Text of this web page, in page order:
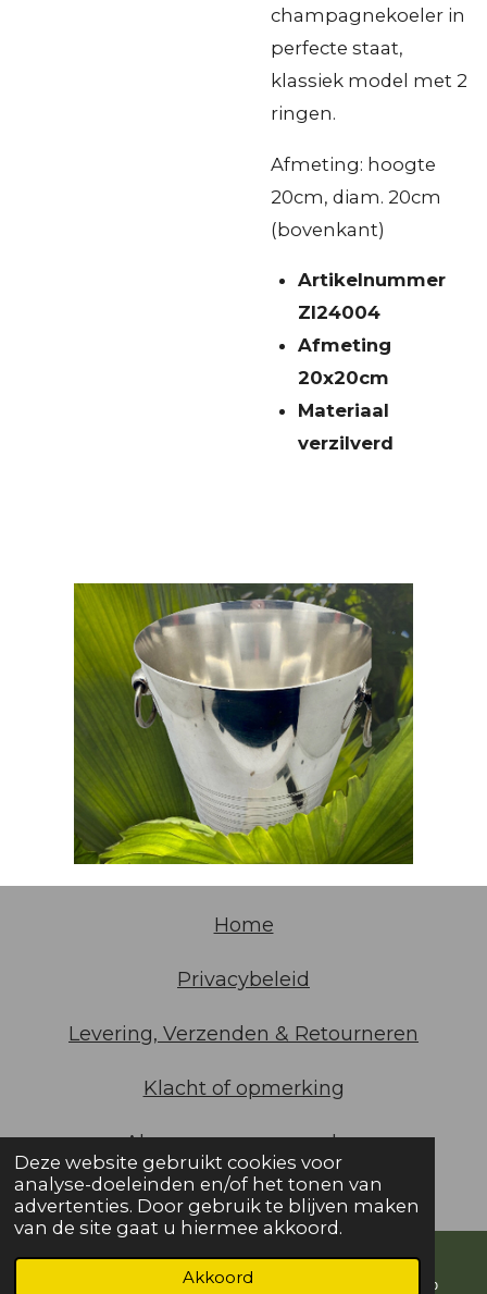
Deze website gebruikt cookies voor
analyse-doeleinden en/of het tonen van
advertenties. Door gebruik te blijven maken
van de site gaat u hiermee akkoord.
Akkoord
champagnekoeler in
perfecte staat,
klassiek model met 2
ringen.
Afmeting: hoogte
20cm, diam. 20cm
(bovenkant)
Artikelnummer
ZI24004
Afmeting
20x20cm
Materiaal
verzilverd
Home
Privacybeleid
Levering, Verzenden & Retourneren
Klacht of opmerking
Algemenevoorwaarden
© 2021 De Gaarde Utrecht KVK 30123388
Telefoonnummer WhatsApp